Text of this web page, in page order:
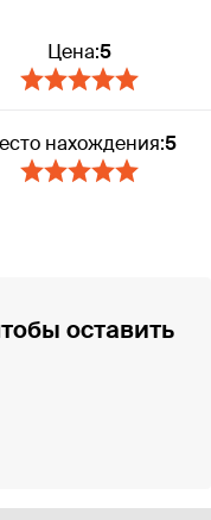
Цена:5
нахождения:5
оставить